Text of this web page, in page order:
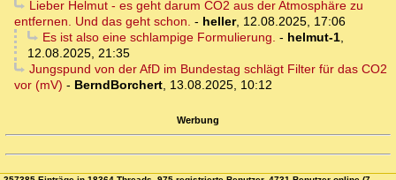
Lieber Helmut - es geht darum CO2 aus der Atmosphäre zu
entfernen. Und das geht schon. - heller, 12.08.2025, 17:06
Es ist also eine schlampige Formulierung. - helmut-1,
12.08.2025, 21:35
Jungspund von der AfD im Bundestag schlägt Filter für das CO2
vor (mV) - BerndBorchert, 13.08.2025, 10:12
Werbung